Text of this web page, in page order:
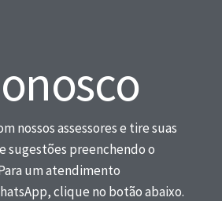
nossos assessores e tire suas
sugestões preenchendo o
um atendimento
clique no botão abaixo.